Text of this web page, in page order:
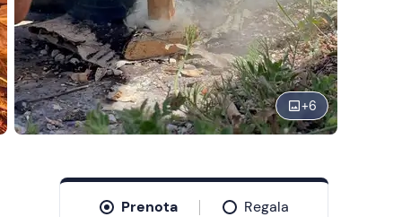
+6
Prenota Regala